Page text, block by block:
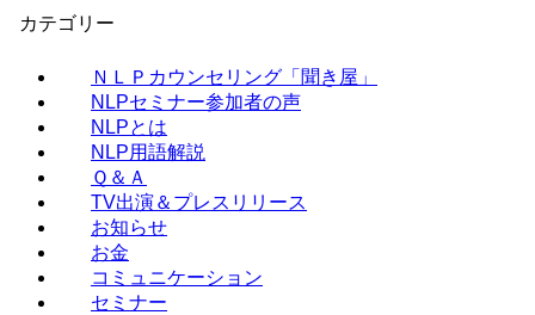
カテゴリー
ＮＬＰカウンセリング「聞き屋」
NLPセミナー参加者の声
NLPとは
NLP用語解説
Ｑ＆Ａ
TV出演＆プレスリリース
お知らせ
お金
コミュニケーション
セミナー